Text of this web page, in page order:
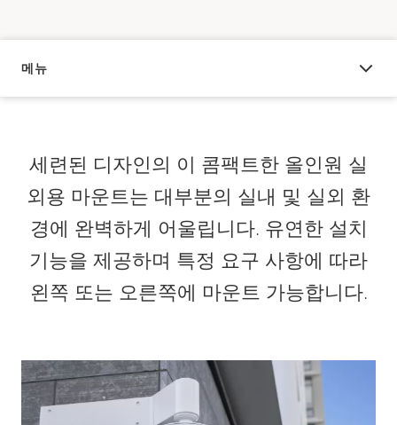
메뉴
오버뷰
세련된 디자인의 이 콤팩트한 올인원 실
외용 마운트는 대부분의 실내 및 실외 환
경에 완벽하게 어울립니다. 유연한 설치
기능을 제공하며 특정 요구 사항에 따라
왼쪽 또는 오른쪽에 마운트 가능합니다.